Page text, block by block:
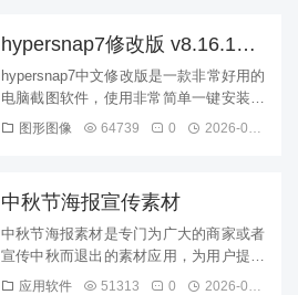
hypersnap7修改版 v8.16.13
绿色汉化版
hypersnap7中文修改版是一款非常好用的
电脑截图软件，使用非常简单一键安装即
可开始使用，支持截取图像、视频、网页
图形图像 64739 0 2026-08-09
中秋节海报宣传素材
中秋节海报素材是专门为广大的商家或者
宣传中秋而退出的素材应用，为用户提供
海报素材下载，让你减少不必要的麻烦，
应用软件 51313 0 2026-08-09